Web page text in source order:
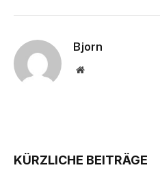
Bjorn
Website
KÜRZLICHE BEITRÄGE